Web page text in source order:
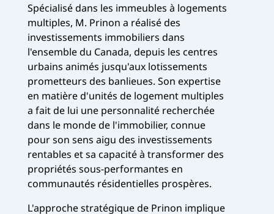
Spécialisé dans les immeubles à logements
multiples, M. Prinon a réalisé des
investissements immobiliers dans
l'ensemble du Canada, depuis les centres
urbains animés jusqu'aux lotissements
prometteurs des banlieues. Son expertise
en matière d'unités de logement multiples
a fait de lui une personnalité recherchée
dans le monde de l'immobilier, connue
pour son sens aigu des investissements
rentables et sa capacité à transformer des
propriétés sous-performantes en
communautés résidentielles prospères.
L'approche stratégique de Prinon implique